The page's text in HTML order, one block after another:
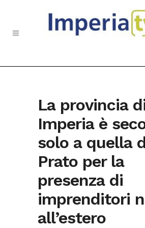
La provincia
Imperia è
solo a quella
Prato per la
presenza di
imprenditori
all’estero